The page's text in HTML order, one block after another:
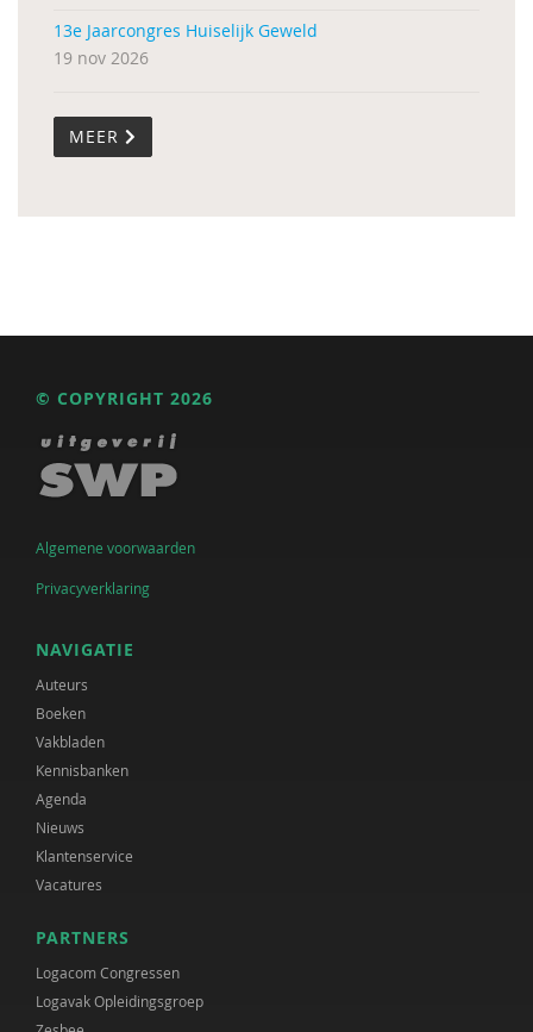
13e Jaarcongres Huiselijk Geweld
19 nov 2026
MEER
© COPYRIGHT 2026
Algemene voorwaarden
Privacyverklaring
NAVIGATIE
Auteurs
Boeken
Vakbladen
Kennisbanken
Agenda
Nieuws
Klantenservice
Vacatures
PARTNERS
Logacom Congressen
Logavak Opleidingsgroep